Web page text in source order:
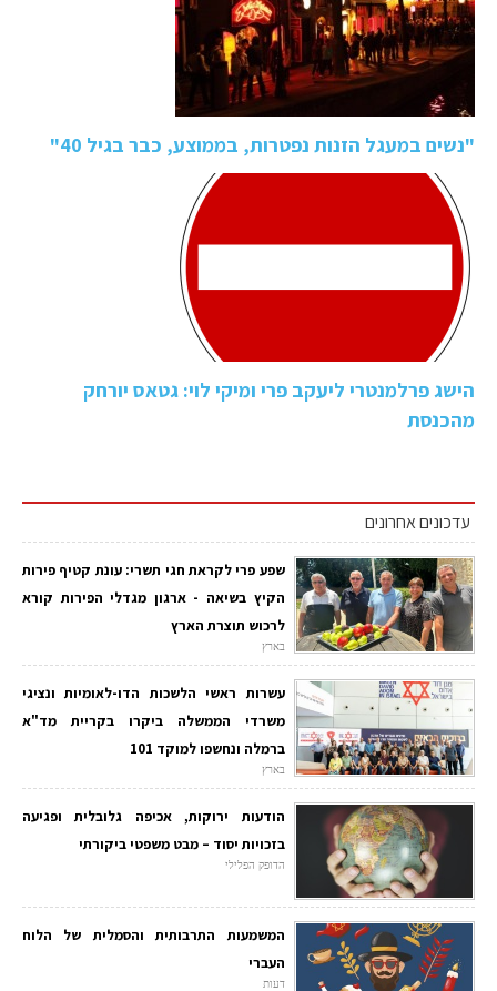
"נשים במעגל הזנות נפטרות, בממוצע, כבר בגיל 40"
הישג פרלמנטרי ליעקב פרי ומיקי לוי: גטאס יורחק
מהכנסת
עדכונים אחרונים
שפע פרי לקראת חגי תשרי: עונת קטיף פירות
הקיץ בשיאה - ארגון מגדלי הפירות קורא
לרכוש תוצרת הארץ
בארץ
עשרות ראשי הלשכות הדו-לאומיות ונציגי
משרדי הממשלה ביקרו בקריית מד"א
ברמלה ונחשפו למוקד 101
בארץ
הודעות ירוקות, אכיפה גלובלית ופגיעה
בזכויות יסוד – מבט משפטי ביקורתי
הדופק הפלילי
המשמעות התרבותית והסמלית של הלוח
העברי
דעות